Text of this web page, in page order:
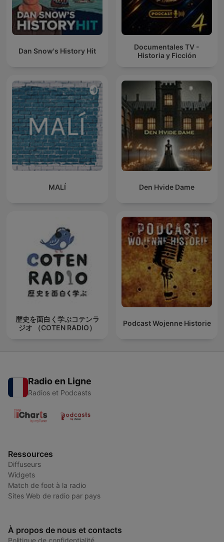
Dan Snow's History Hit
Documentales TV -
Historia y Ficción
MALÍ Den Hvide Dame
歴史を面白く学ぶコテンラ
ジオ （COTEN RADIO）
Podcast Wojenne Historie
Radio en Ligne
Radios et Podcasts
Ressources
Diffuseurs
Widgets
Match de foot à la radio
Sites Web de radio par pays
À propos de nous et contacts